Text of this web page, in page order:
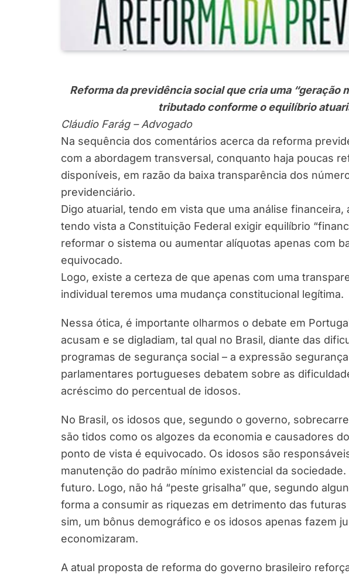
Reforma da previdência social que cria uma “geração
tributado conforme o equilíbrio
Cláudio Farág – Advogado
Na sequência dos comentários acerca da reforma
com a abordagem transversal, conquanto haja poucas
disponíveis, em razão da baixa transparência dos
previdenciário.
Digo atuarial, tendo em vista que uma análise
tendo vista a Constituição Federal exigir equilíbrio
reformar o sistema ou aumentar alíquotas apenas com
equivocado.
Logo, existe a certeza de que apenas com uma
individual teremos uma mudança constitucional legítima.
Nessa ótica, é importante olharmos o debate em
acusam e se digladiam, tal qual no Brasil, diante das
programas de segurança social – a expressão
parlamentares portugueses debatem sobre as
acréscimo do percentual de idosos.
No Brasil, os idosos que, segundo o governo,
são tidos como os algozes da economia e causadores
ponto de vista é equivocado. Os idosos são
manutenção do padrão mínimo existencial da
futuro. Logo, não há “peste grisalha” que, segundo
forma a consumir as riquezas em detrimento das
sim, um bônus demográfico e os idosos apenas fazem
economizaram.
A atual proposta de reforma do governo brasileiro